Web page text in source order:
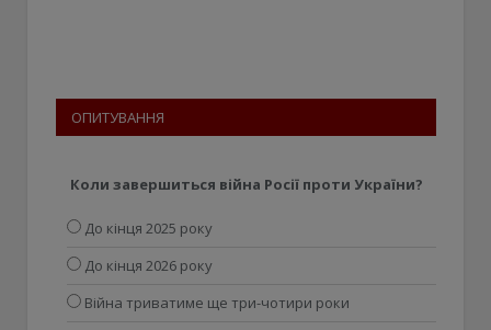
ОПИТУВАННЯ
Коли завершиться війна Росії проти України?
До кінця 2025 року
До кінця 2026 року
Війна триватиме ще три-чотири роки